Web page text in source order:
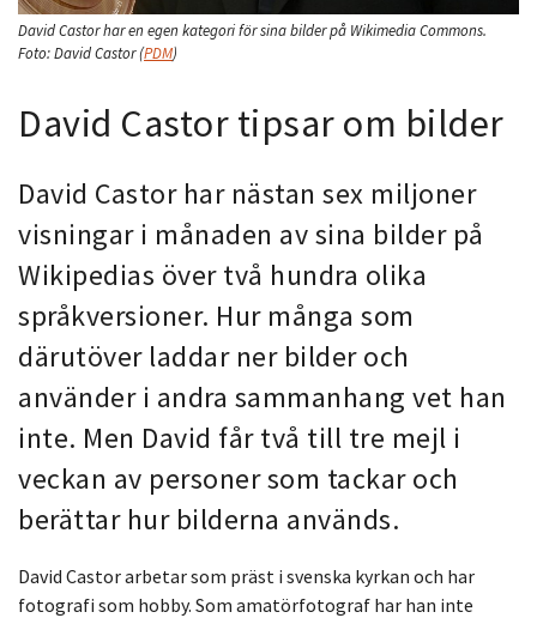
David Castor har en egen kategori för sina bilder på Wikimedia Commons.
Foto:David Castor(PDM)
David Castor tipsar om bilder
David Castor har nästan sex miljoner
visningar i månaden av sina bilder på
Wikipedias över två hundra olika
språkversioner. Hur många som
därutöver laddar ner bilder och
använder i andra sammanhang vet han
inte. Men David får två till tre mejl i
veckan av personer som tackar och
berättar hur bilderna används.
David Castor arbetar som präst i svenska kyrkan och har
fotografi som hobby. Som amatörfotograf har han inte